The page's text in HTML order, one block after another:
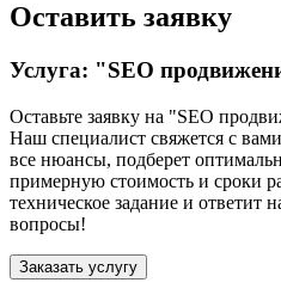
Оставить заявку
Услуга: "SEO
Оставьте заявку на "SEO
Наш специалист свяжется с
все нюансы, подберет
примерную стоимость и сроки
техническое задание и ответит
вопросы!
Заказать услугу